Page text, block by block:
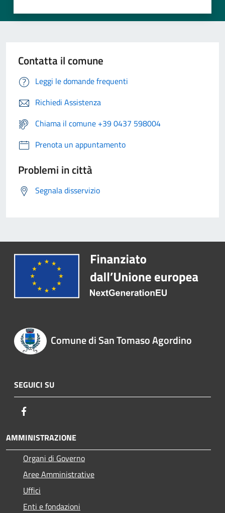
Contatta il comune
Leggi le domande frequenti
Richiedi Assistenza
Chiama il comune +39 0437 598004
Prenota un appuntamento
Problemi in città
Segnala disservizio
Comune di San Tomaso Agordino
SEGUICI SU
AMMINISTRAZIONE
Organi di Governo
Aree Amministrative
Uffici
Enti e fondazioni